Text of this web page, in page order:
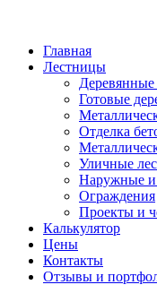
Главная
Лестницы
Деревянные
Готовые
Отделка
Уличные
Наружные
Ограждения
Проекты и
Калькулятор
Цены
Контакты
Отзывы и